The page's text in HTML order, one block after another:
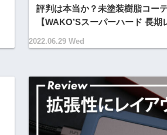
2022.06.29 Wed
評判は本当か？未塗装樹脂コー
【WAKO’Sスーパーハード 長期